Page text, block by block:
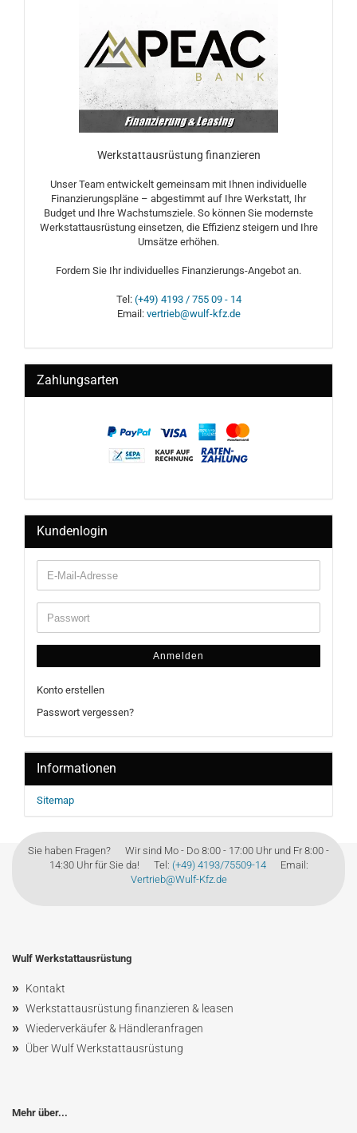
Werkstattausrüstung finanzieren
Unser Team entwickelt gemeinsam mit Ihnen individuelle
Finanzierungspläne – abgestimmt auf Ihre Werkstatt, Ihr
Budget und Ihre Wachstumsziele. So können Sie modernste
Werkstattausrüstung einsetzen, die Effizienz steigern und Ihre
Umsätze erhöhen.
Fordern Sie Ihr individuelles Finanzierungs-Angebot an.
Tel: (+49) 4193 / 755 09 - 14
Email: vertrieb@wulf-kfz.de
Zahlungsarten
Kundenlogin
Anmelden
Konto erstellen
Passwort vergessen?
Informationen
Sitemap
Sie haben Fragen? Wir sind Mo - Do 8:00 - 17:00 Uhr und Fr 8:00 -
14:30 Uhr für Sie da! Tel: (+49) 4193/75509-14Email:
Vertrieb@Wulf-Kfz.de
Wulf Werkstattausrüstung
» Kontakt
» Werkstattausrüstung finanzieren & leasen
» Wiederverkäufer & Händleranfragen
» Über Wulf Werkstattausrüstung
Mehr über...